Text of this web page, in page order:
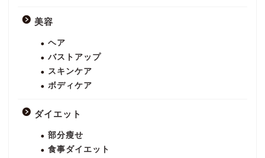
美容
ヘア
バストアップ
スキンケア
ボディケア
ダイエット
部分瘦せ
食事ダイエット